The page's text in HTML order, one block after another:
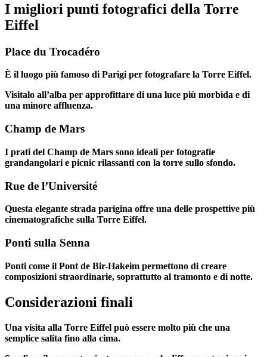
I migliori punti fotografici della Torre
Eiffel
Place du Trocadéro
È il luogo più famoso di Parigi per fotografare la Torre Eiffel.
Visitalo all’alba per approfittare di una luce più morbida e di
una minore affluenza.
Champ de Mars
I prati del Champ de Mars sono ideali per fotografie
grandangolari e picnic rilassanti con la torre sullo sfondo.
Rue de l’Université
Questa elegante strada parigina offre una delle prospettive più
cinematografiche sulla Torre Eiffel.
Ponti sulla Senna
Ponti come il Pont de Bir-Hakeim permettono di creare
composizioni straordinarie, soprattutto al tramonto e di notte.
Considerazioni finali
Una visita alla Torre Eiffel può essere molto più che una
semplice salita fino alla cima.